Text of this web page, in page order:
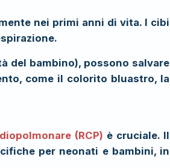
nei primi anni di vita. I cibi
del bambino), possono salvare
come il colorito bluastro, la
(RCP) è cruciale. Il
per neonati e bambini, in